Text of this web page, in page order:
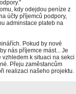
kdy odejdou peníze z
účty příjemců podpory,
adminstace plateb na
Pokud by nové
nás příjemce mást... Je
k situaci na sekci
Přeju zaměstancům
realizaci našeho projektu.